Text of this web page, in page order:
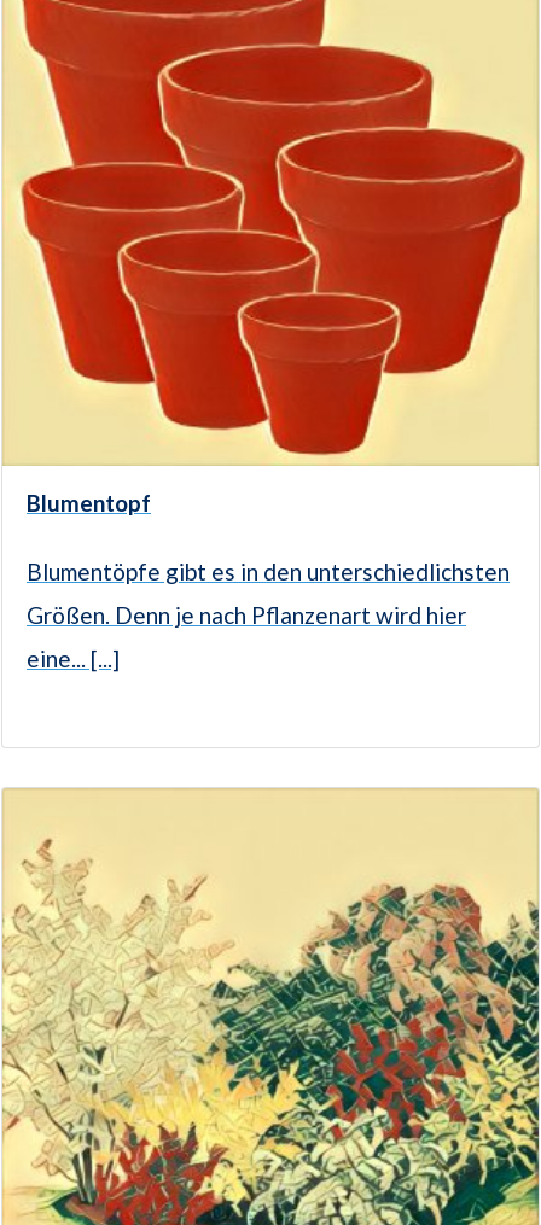
Blumentopf
Blumentöpfe gibt es in den unterschiedlichsten
Größen. Denn je nach Pflanzenart wird hier
eine... [...]